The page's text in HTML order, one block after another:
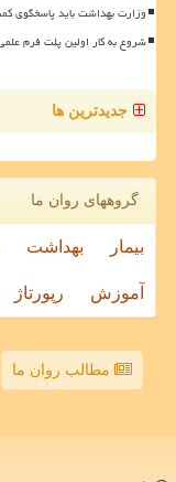
وزارت بهداشت باید پاسخگوی
شروع به کار اولین پلت فرم
جدیدترین ها
گروههای روان ما
بیمار بهداشت
آموزش رپورتاژ
مطالب روان ما